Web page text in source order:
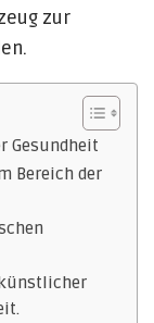
zur
Gesundheit
Bereich der